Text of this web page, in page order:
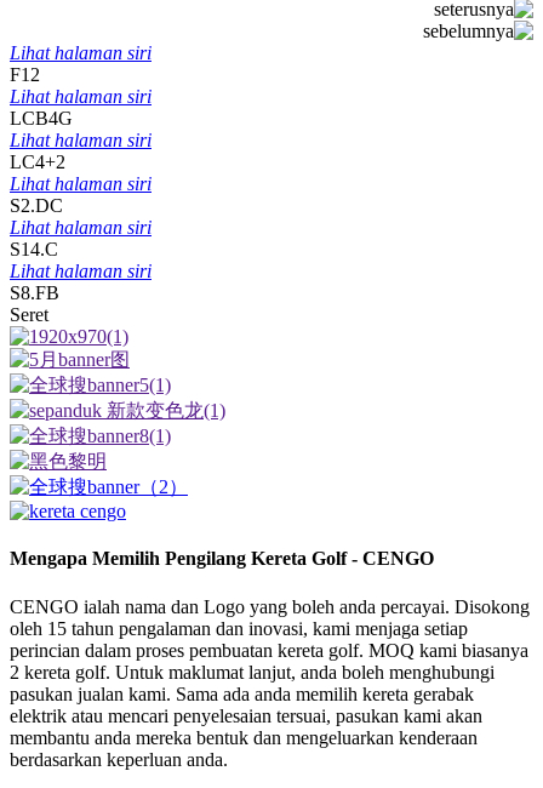
Lihat halaman siri
F12
Lihat halaman siri
LCB4G
Lihat halaman siri
LC4+2
Lihat halaman siri
S2.DC
Lihat halaman siri
S14.C
Lihat halaman siri
S8.FB
Seret
Mengapa Memilih Pengilang Kereta Golf - CENGO
CENGO ialah nama dan Logo yang boleh anda percayai. Disokong
oleh 15 tahun pengalaman dan inovasi, kami menjaga setiap
perincian dalam proses pembuatan kereta golf. MOQ kami biasanya
2 kereta golf. Untuk maklumat lanjut, anda boleh menghubungi
pasukan jualan kami. Sama ada anda memilih kereta gerabak
elektrik atau mencari penyelesaian tersuai, pasukan kami akan
membantu anda mereka bentuk dan mengeluarkan kenderaan
berdasarkan keperluan anda.